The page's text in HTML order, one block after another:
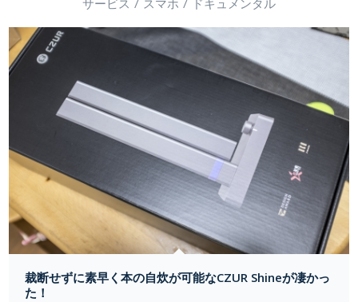
サービス / スマホ / ドキュメンタル
裁断せずに素早く本の自炊が可能なCZUR Shineが凄かっ
た！